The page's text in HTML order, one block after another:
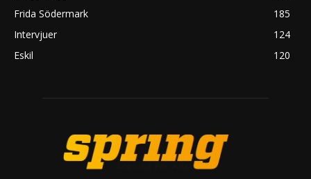
Frida Södermark
185
Intervjuer
124
Eskil
120